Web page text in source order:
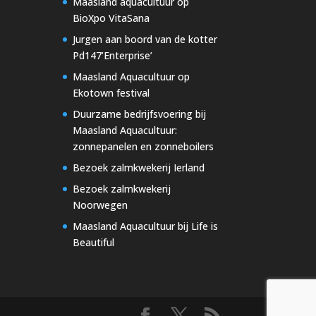
BioXpo VitaSana
Jurgen aan boord van de kotter
Pd147’Enterprise’
Maasland Aquacultuur op
Ekotown festival
Duurzame bedrijfsvoering bij
Maasland Aquacultuur:
zonnepanelen en zonneboilers
Bezoek zalmkwekerij Ierland
Bezoek zalmkwekerij
Noorwegen
Maasland Aquacultuur bij Life is
Beautiful